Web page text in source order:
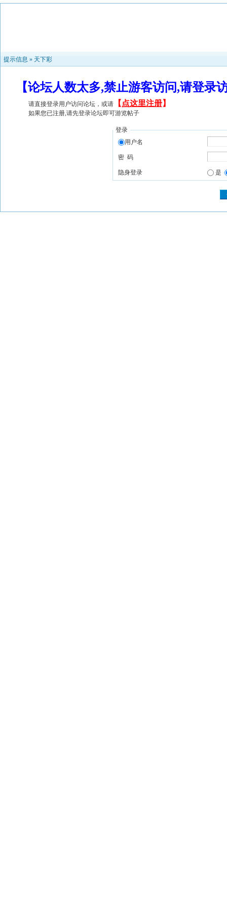
提示信息 » 天下彩
【论坛人数太多,禁止游客访问,请登
请直接登录用户访问论坛，或请 【 点这里注册】
如果您已注册,请先登录论坛即可游览帖子
登录
用户名
密 码
隐身登录 是